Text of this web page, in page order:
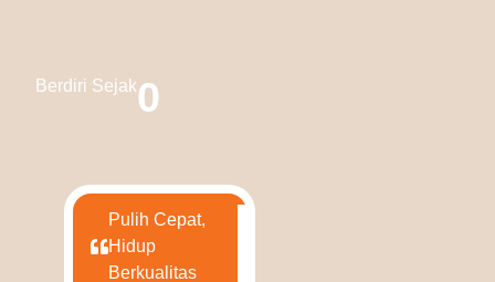
Berdiri Sejak0
Pulih Cepat,
Hidup
Berkualitas